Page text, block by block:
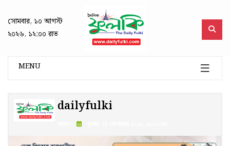
সোমবার, ১০ আগস্ট
২০২৬, ১২:০০ রাত
MENU
dailyfulki